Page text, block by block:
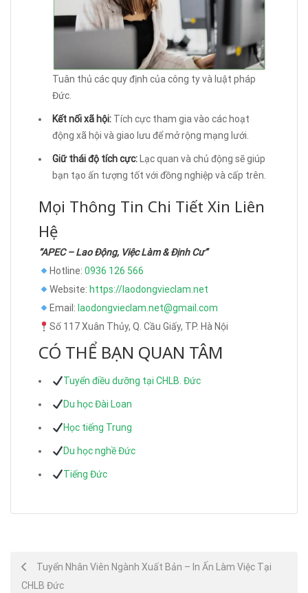
Tuân thủ các quy định của công ty và luật pháp
Đức.
Kết nối xã hội: Tích cực tham gia vào các hoạt
động xã hội và giao lưu để mở rộng mạng lưới.
Giữ thái độ tích cực: Lạc quan và chủ động sẽ giúp
bạn tạo ấn tượng tốt với đồng nghiệp và cấp trên.
Mọi Thông Tin Chi Tiết Xin Liên
Hệ
“APEC – Lao Động, Việc Làm & Định Cư”
Hotline: 0936 126 566
Website: https://laodongvieclam.net
Email: laodongvieclam.net@gmail.com
Số 117 Xuân Thủy, Q. Cầu Giấy, TP. Hà Nội
CÓ THỂ BẠN QUAN TÂM
Tuyển điều dưỡng tại CHLB. Đức
Du học Đài Loan
Học tiếng Trung
Du học nghề Đức
Tiếng Đức
PostTuyển Nhân Viên Ngành Xuất Bản – In Ấn Làm Việc Tại
CHLB Đức